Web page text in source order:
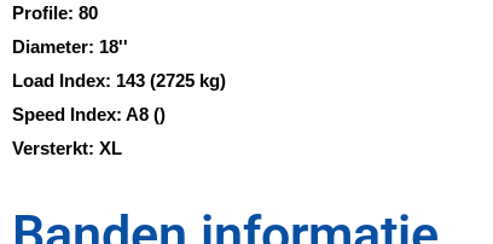
Profile: 80
Diameter: 18''
Load Index: 143 (2725 kg)
Speed Index: A8 ()
Versterkt: XL